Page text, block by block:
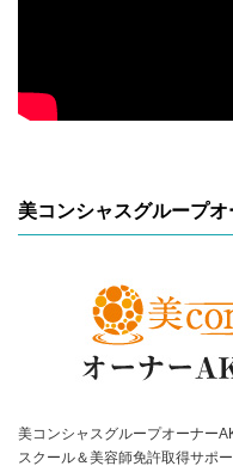
美コンシャスグループ
美コンシャスグループオーナー
スクール＆美容師免許取得サポ